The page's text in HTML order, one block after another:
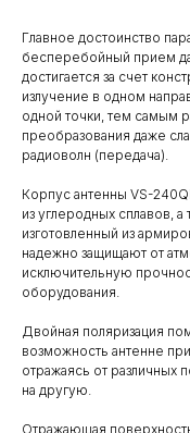
Главное достоинство
бесперебойный прием
достигается за счет
излучение в одном
одной точки, тем самым
преобразования даже
радиоволн (передача).
Корпус антенны VS-
из углеродных сплавов,
изготовленный из
надежно защищают от
исключительную
оборудования.
Двойная поляризация
возможность антенне
отражаясь от различных
на другую.
Отражающая